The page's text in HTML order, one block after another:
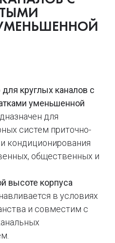
круглых каналов с
уменьшенной
для
систем приточно-
кондиционирования
общественных и
высоте корпуса
в условиях
и совместим с